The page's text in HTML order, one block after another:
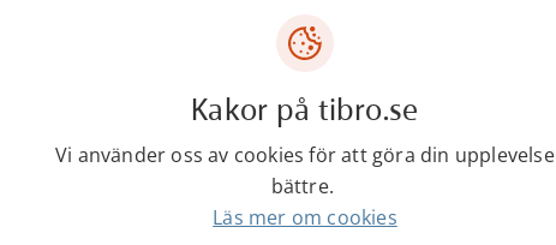
Arbetsmarknadsenheten och Mini-Zoo
Kakor på tibro.se
Vi använder oss av cookies för att göra din upplevelse
bättre.
Läs mer om cookies